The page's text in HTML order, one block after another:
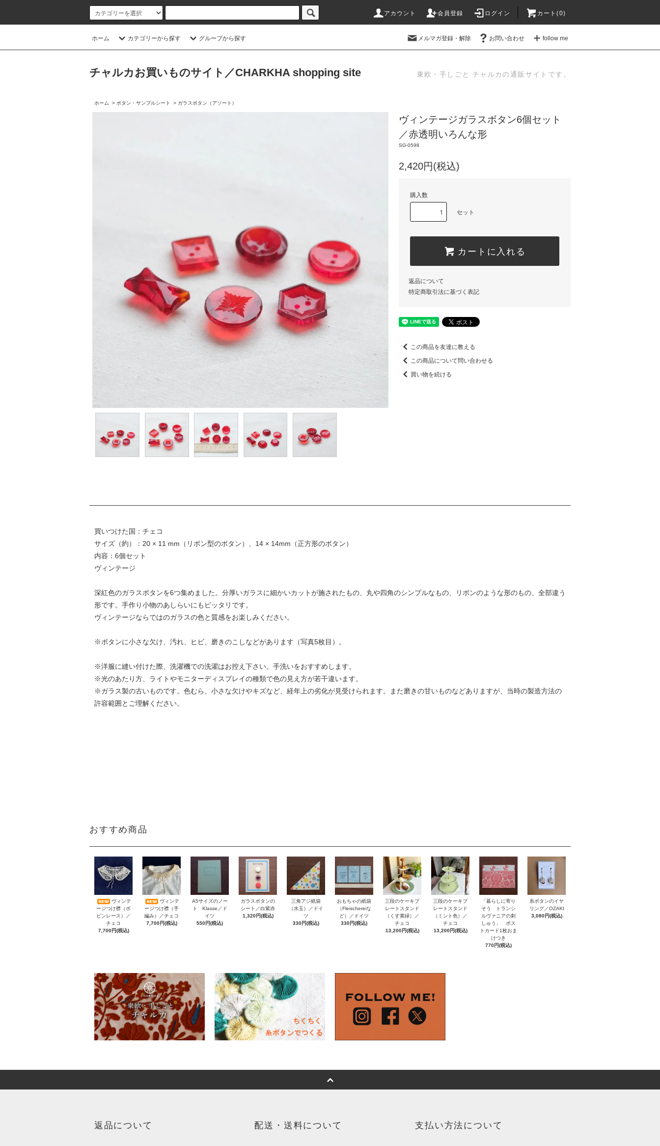
アカウント 会員登録 ログイン カート(0)
ホーム カテゴリーから探す グループから探す メルマガ登録・解除 お問い合わせ follow me
チャルカお買いものサイト／CHARKHA shopping site 東欧・手しごと チャルカの通販サイトです。
ホーム > ボタン・サンプルシート > ガラスボタン（アソート）
ヴィンテージガラスボタン6個セット
／赤透明いろんな形
SG-0598
2,420円(税込)
購入数
セット
カートに入れる
返品について
特定商取引法に基づく表記
この商品を友達に教える
この商品について問い合わせる
買い物を続ける
買いつけた国：チェコ
サイズ（約）：20 × 11 mm（リボン型のボタン）、14 × 14mm（正方形のボタン）
内容：6個セット
ヴィンテージ
深紅色のガラスボタンを6つ集めました。分厚いガラスに細かいカットが施されたもの、丸や四角のシンプルなもの、リボンのような形のもの、全部違う
形です。手作り小物のあしらいにもピッタリです。
ヴィンテージならではのガラスの色と質感をお楽しみください。
※ボタンに小さな欠け、汚れ、ヒビ、磨きのこしなどがあります（写真5枚目）。
※洋服に縫い付けた際、洗濯機での洗濯はお控え下さい。手洗いをおすすめします。
※光のあたり方、ライトやモニターディスプレイの種類で色の見え方が若干違います。
※ガラス製の古いものです。色むら、小さな欠けやキズなど、経年上の劣化が見受けられます。また磨きの甘いものなどありますが、当時の製造方法の
許容範囲とご理解ください。
おすすめ商品
ヴィンテ
ージつけ襟（ボ
ビンレース）／
チェコ
7,700円(税込)
ヴィンテ
ージつけ襟（手
編み）／チェコ
7,700円(税込)
A5サイズのノー
ト Klasse／ド
イツ
550円(税込)
ガラスボタンの
シート／白紫赤
1,320円(税込)
三角アジ紙袋
（水玉）／ドイ
ツ
330円(税込)
おもちゃの紙袋
（Fleischereiな
ど）／ドイツ
330円(税込)
三段のケーキプ
レートスタンド
（くす黄緑）／
チェコ
13,200円(税込)
三段のケーキプ
レートスタンド
（ミント色）／
チェコ
13,200円(税込)
「暮らしに寄り
そう トランシ
ルヴァニアの刺
しゅう」 ポス
トカード1枚おま
けつき
770円(税込)
糸ボタンのイヤ
リング／OZAKI
3,080円(税込)
返品について 配送・送料について 支払い方法について